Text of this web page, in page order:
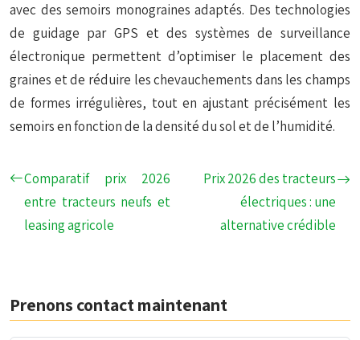
avec des semoirs monograines adaptés. Des technologies
de guidage par GPS et des systèmes de surveillance
électronique permettent d’optimiser le placement des
graines et de réduire les chevauchements dans les champs
de formes irrégulières, tout en ajustant précisément les
semoirs en fonction de la densité du sol et de l’humidité.
Comparatif prix 2026
entre tracteurs neufs et
leasing agricole
Prix 2026 des tracteurs
électriques : une
alternative crédible
Prenons contact maintenant